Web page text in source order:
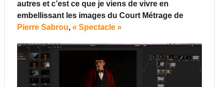
autres et c’est ce que je viens de vivre en
embellissant les images du Court Métrage de
Pierre Sabrou, « Spectacle »